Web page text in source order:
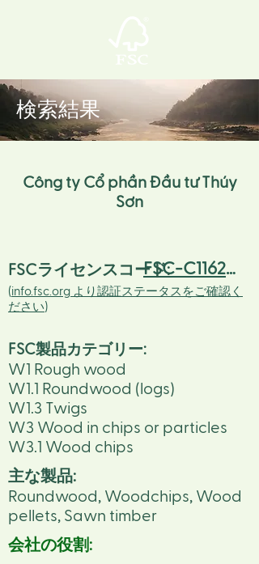
検索結果
Công ty Cổ phần Đầu tư Thúy
Sơn
FSC-C116256
FSCライセンスコード:
(info.fsc.org より認証ステータスをご確認く
ださい)
FSC製品カテゴリー:
W1 Rough wood
W1.1 Roundwood (logs)
W1.3 Twigs
W3 Wood in chips or particles
W3.1 Wood chips
主な製品:
Roundwood, Woodchips, Wood
pellets, Sawn timber
会社の役割: